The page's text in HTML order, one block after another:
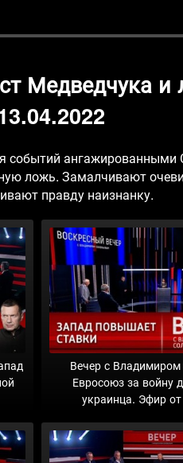
Медведчука и
событий
ложь. Замалчивают
правду наизнанку.
Вечер с
Евросоюз за войну
украинца. Эфир